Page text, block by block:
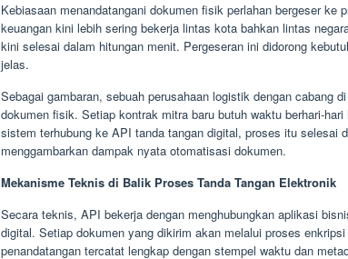
Kebiasaan menandatangani dokumen fisik perlahan bergeser ke
keuangan kini lebih sering bekerja lintas kota bahkan lintas
kini selesai dalam hitungan menit. Pergeseran ini didorong
jelas.
Sebagai gambaran, sebuah perusahaan logistik dengan cabang
dokumen fisik. Setiap kontrak mitra baru butuh waktu berhari-
sistem terhubung ke API tanda tangan digital, proses itu selesai
menggambarkan dampak nyata otomatisasi dokumen.
Mekanisme Teknis di Balik Proses Tanda Tangan Elektronik
Secara teknis, API bekerja dengan menghubungkan aplikasi
digital. Setiap dokumen yang dikirim akan melalui proses
penandatangan tercatat lengkap dengan stempel waktu dan